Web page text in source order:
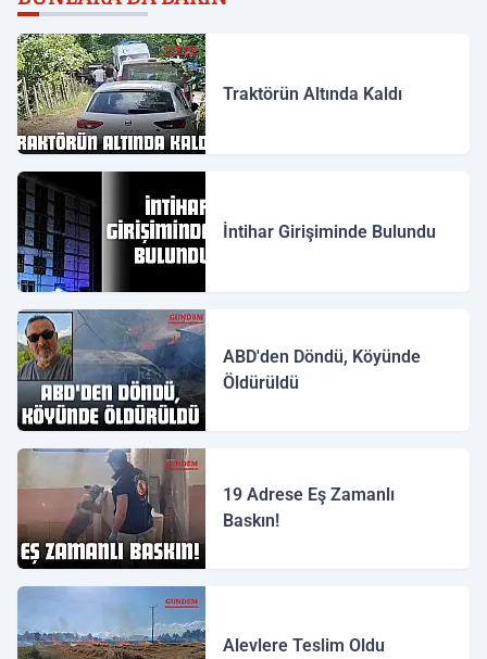
Traktörün Altında Kaldı
İntihar Girişiminde Bulundu
ABD'den Döndü, Köyünde
Öldürüldü
19 Adrese Eş Zamanlı
Baskın!
Alevlere Teslim Oldu